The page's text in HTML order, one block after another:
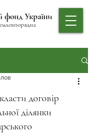
фонд України
договір
ділянки